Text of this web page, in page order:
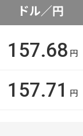
ドル／円
157.68 円
157.71 円